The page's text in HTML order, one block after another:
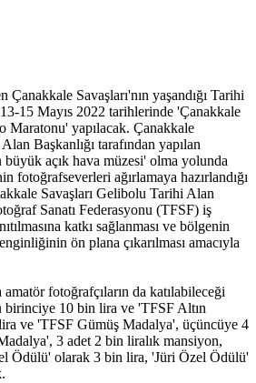
Savaşları'nın yaşandığı Tarihi
15 Mayıs 2022 tarihlerinde 'Çanakkale
Maratonu' yapılacak. Çanakkale
Başkanlığı tarafından yapılan
büyük açık hava müzesi' olma yolunda
fotoğrafseverleri ağırlamaya hazırlandığı
Savaşları Gelibolu Tarihi Alan
Sanatı Federasyonu (TFSF) iş
katkı sağlanması ve bölgenin
ön plana çıkarılması amacıyla
fotoğrafçıların da katılabileceği
birinciye 10 bin lira ve 'TFSF Altın
ve 'TFSF Gümüş Madalya', üçüncüye 4
3 adet 2 bin liralık mansiyon,
Ödülü' olarak 3 bin lira, 'Jüri Özel Ödülü'